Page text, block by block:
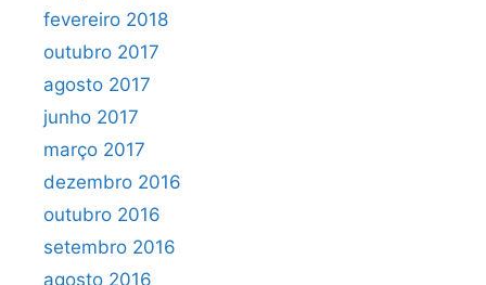
fevereiro 2018
outubro 2017
agosto 2017
junho 2017
março 2017
dezembro 2016
outubro 2016
setembro 2016
agosto 2016